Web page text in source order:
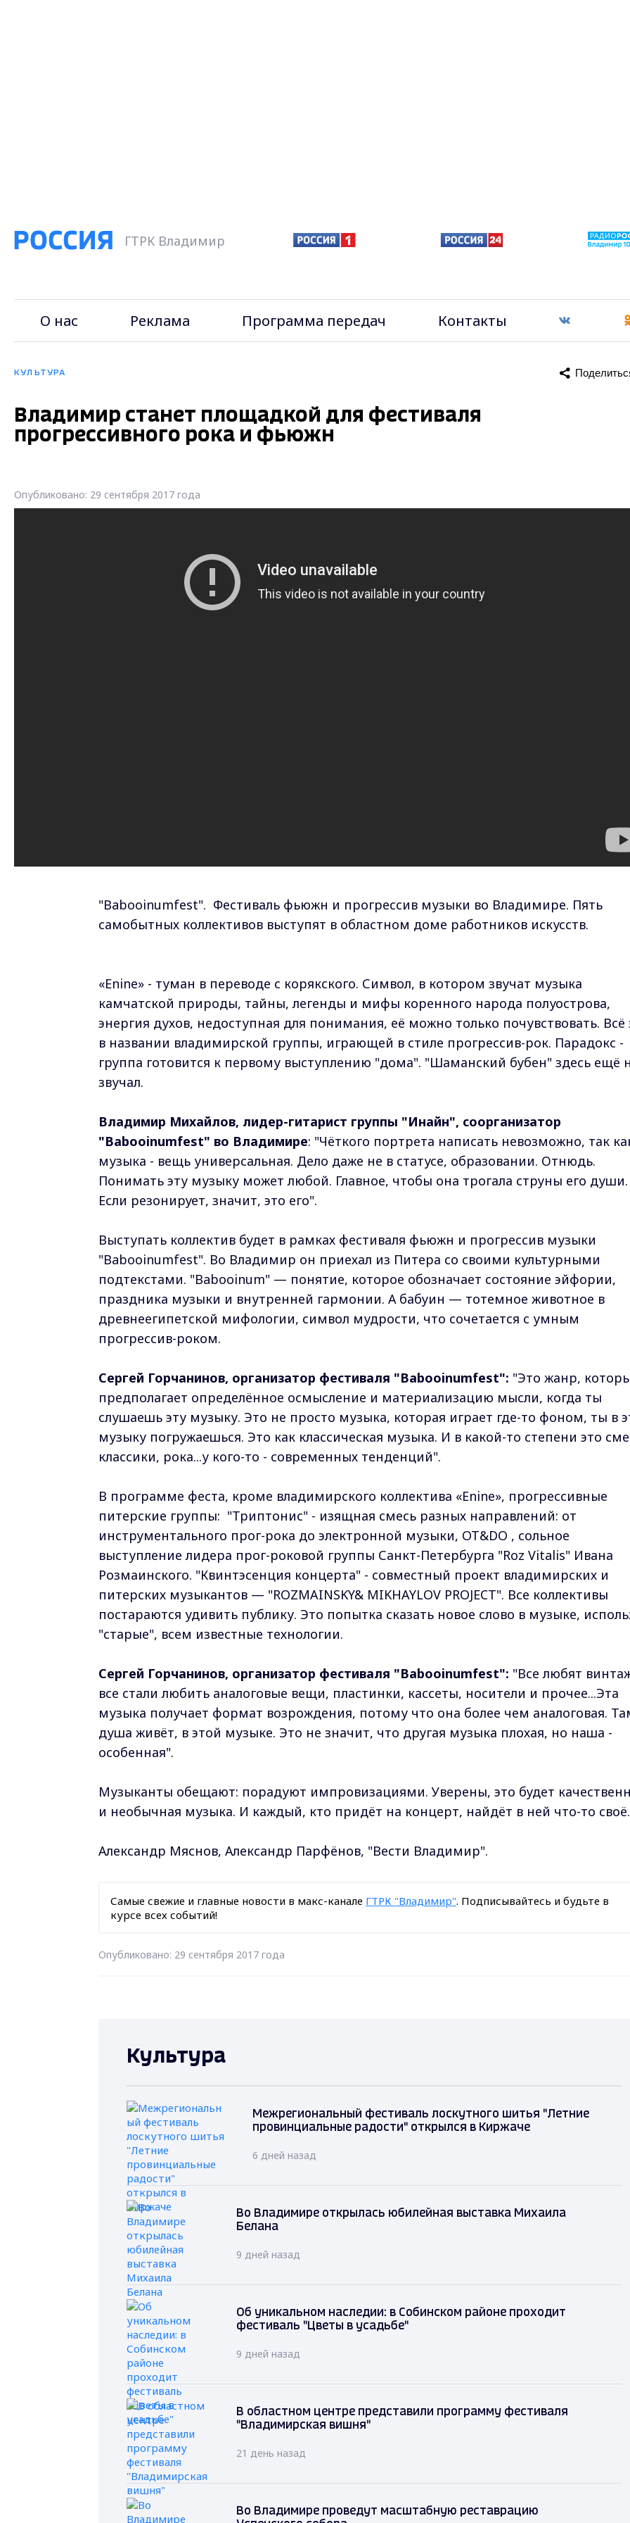
ГТРК Владимир
О нас Реклама Программа передач Контакты
КУЛЬТУРА
Владимир станет площадкой для фестиваля
прогрессивного рока и фьюжн
Опубликовано: 29 сентября 2017 года
"Babooinumfest". Фестиваль фьюжн и прогрессив музыки во Владимире. Пять
самобытных коллективов выступят в областном доме работников искусств.
«Enine» - туман в переводе с корякского. Символ, в котором звучат музыка
камчатской природы, тайны, легенды и мифы коренного народа полуострова,
энергия духов, недоступная для понимания, её можно только почувствовать. Всё
в названии владимирской группы, играющей в стиле прогрессив-рок. Парадокс -
группа готовится к первому выступлению "дома". "Шаманский бубен" здесь ещё
звучал.
Владимир Михайлов, лидер-гитарист группы "Инайн", соорганизатор
"Babooinumfest" во Владимире: "Чёткого портрета написать невозможно, так
музыка - вещь универсальная. Дело даже не в статусе, образовании. Отнюдь.
Понимать эту музыку может любой. Главное, чтобы она трогала струны его души.
Если резонирует, значит, это его".
Выступать коллектив будет в рамках фестиваля фьюжн и прогрессив музыки
"Babooinumfest". Во Владимир он приехал из Питера со своими культурными
подтекстами. "Babooinum" — понятие, которое обозначает состояние эйфории,
праздника музыки и внутренней гармонии. А бабуин — тотемное животное в
древнеегипетской мифологии, символ мудрости, что сочетается с умным
прогрессив-роком.
Сергей Горчанинов, организатор фестиваля "Babooinumfest": "Это жанр,
предполагает определённое осмысление и материализацию мысли, когда ты
слушаешь эту музыку. Это не просто музыка, которая играет где-то фоном, ты в
музыку погружаешься. Это как классическая музыка. И в какой-то степени это
классики, рока...у кого-то - современных тенденций".
В программе феста, кроме владимирского коллектива «Enine», прогрессивные
питерские группы: "Триптонис" - изящная смесь разных направлений: от
инструментального прог-рока до электронной музыки, OT&DO , сольное
выступление лидера прог-роковой группы Санкт-Петербурга "Roz Vitalis" Ивана
Розмаинского. "Квинтэсенция концерта" - совместный проект владимирских и
питерских музыкантов — "ROZMAINSKY& MIKHAYLOV PROJECT". Все коллективы
постараются удивить публику. Это попытка сказать новое слово в музыке,
"старые", всем известные технологии.
Сергей Горчанинов, организатор фестиваля "Babooinumfest": "Все любят
все стали любить аналоговые вещи, пластинки, кассеты, носители и прочее...Эта
музыка получает формат возрождения, потому что она более чем аналоговая.
душа живёт, в этой музыке. Это не значит, что другая музыка плохая, но наша -
особенная".
Музыканты обещают: порадуют импровизациями. Уверены, это будет
и необычная музыка. И каждый, кто придёт на концерт, найдёт в ней что-то своё.
Александр Мяснов, Александр Парфёнов, "Вести Владимир".
Самые свежие и главные новости в макс-канале ГТРК "Владимир". Подписывайтесь и будьте в
курсе всех событий!
Опубликовано: 29 сентября 2017 года
Культура
Межрегиональный фестиваль лоскутного шитья "Летние
провинциальные радости" открылся в Киржаче
6 дней назад
Во Владимире открылась юбилейная выставка Михаила
Белана
9 дней назад
Об уникальном наследии: в Собинском районе проходит
фестиваль "Цветы в усадьбе"
9 дней назад
В областном центре представили программу фестиваля
"Владимирская вишня"
21 день назад
Во Владимире проведут масштабную реставрацию